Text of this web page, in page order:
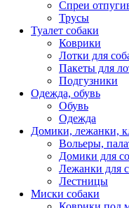
Спреи
Трусы
Туалет собаки
Коврики
Лотки для
Пакеты для
Подгузники
Одежда, обувь
Обувь
Одежда
Домики, лежанки,
Вольеры,
Домики для
Лежанки для
Лестницы
Миски собаки